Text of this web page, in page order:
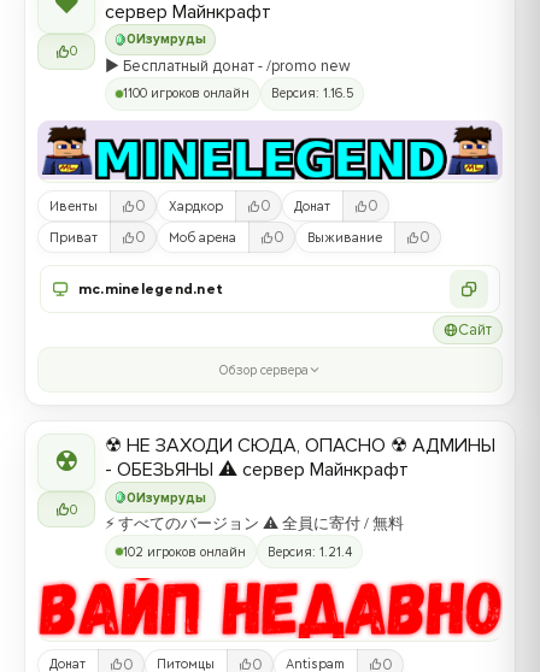
0
0 Изумруды
сервер Майнкрафт
▶️ Бесплатный донат - /promo new
1100 игроков онлайн Версия: 1.16.5
Ивенты 0 Хардкор 0 Донат 0
Приват 0 Моб арена 0 Выживание 0
mc.minelegend.net
Сайт
Обзор сервера
☢
0
0Изумруды
☢ НЕ ЗАХОДИ СЮДА, ОПАСНО ☢ АДМИНЫ
- ОБЕЗЬЯНЫ ⚠ сервер Майнкрафт
⚡ すべてのバージョン ⚠ 全員に寄付 / 無料
102 игроков онлайн Версия: 1.21.4
Донат 0 Питомцы 0 Antispam 0